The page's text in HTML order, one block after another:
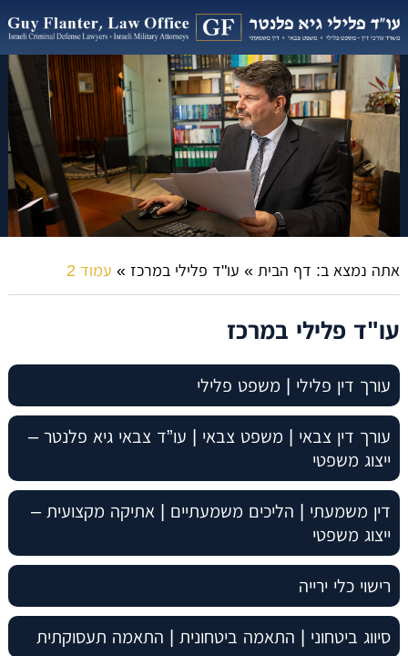
אתה נמצא ב: דף הבית » עו"ד פלילי במרכז » עמוד 2
עו"ד פלילי במרכז
עורך דין פלילי | משפט פלילי
עורך דין צבאי | משפט צבאי | עו”ד צבאי גיא פלנטר –
ייצוג משפטי
דין משמעתי | הליכים משמעתיים | אתיקה מקצועית –
ייצוג משפטי
רישוי כלי ירייה
סיווג ביטחוני | התאמה ביטחונית | התאמה תעסוקתית